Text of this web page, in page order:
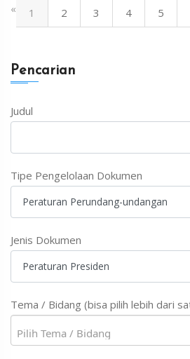
« 1 2 3 4 5
Pencarian
Judul
Tipe Pengelolaan Dokumen
Jenis Dokumen
Tema / Bidang (bisa pilih lebih dari